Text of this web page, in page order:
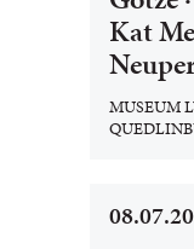
Kat
MUSEUM